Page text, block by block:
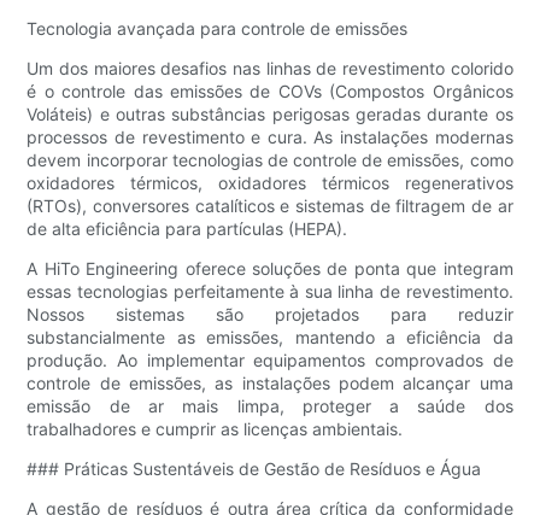
Tecnologia avançada para controle de emissões
Um dos maiores desafios nas linhas de revestimento colorido
é o controle das emissões de COVs (Compostos Orgânicos
Voláteis) e outras substâncias perigosas geradas durante os
processos de revestimento e cura. As instalações modernas
devem incorporar tecnologias de controle de emissões, como
oxidadores térmicos, oxidadores térmicos regenerativos
(RTOs), conversores catalíticos e sistemas de filtragem de ar
de alta eficiência para partículas (HEPA).
A HiTo Engineering oferece soluções de ponta que integram
essas tecnologias perfeitamente à sua linha de revestimento.
Nossos sistemas são projetados para reduzir
substancialmente as emissões, mantendo a eficiência da
produção. Ao implementar equipamentos comprovados de
controle de emissões, as instalações podem alcançar uma
emissão de ar mais limpa, proteger a saúde dos
trabalhadores e cumprir as licenças ambientais.
### Práticas Sustentáveis ​​de Gestão de Resíduos e Água
A gestão de resíduos é outra área crítica da conformidade